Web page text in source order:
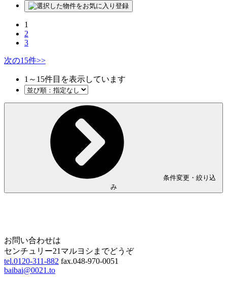
1
2
3
次の15件>>
1 ～ 15件目を表示しています
条件変更・絞り込
み
お問い合わせは
センチュリー21マルヨシまでどうぞ
tel.0120-311-882 fax.048-970-0051
baibai@0021.to